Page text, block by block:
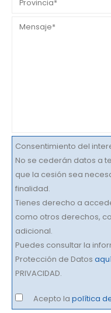
Consentimiento del
No se cederán datos a
que la cesión sea
finalidad.
Tienes derecho a
como otros derechos,
adicional.
Puedes consultar la
Protección de Datos
PRIVACIDAD.
Acepto la política